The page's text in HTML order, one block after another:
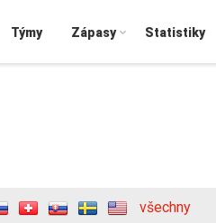
Týmy Zápasy Statistiky
všechny